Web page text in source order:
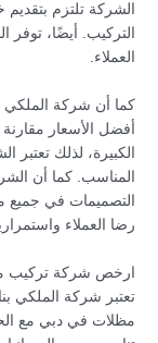
الشركة تلتزم
التركيب. أيضًا،
العملاء.
كما أن شركة الملكي
أفضل الأسعار
الكبيرة، لذلك
المناسب. كما أن
التصميمات في جميع
رضا العملاء
ارخص شركة تركيب
تعتبر شركة
مظلات في دبي مع